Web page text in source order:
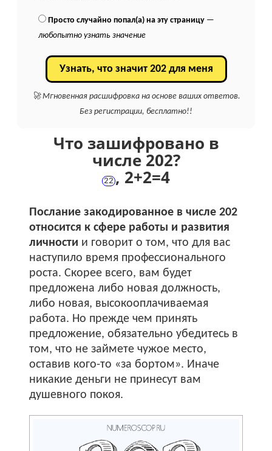
Просто случайно попал(а) на эту страницу —
любопытно узнать значение
Узнать, что значит 202 для меня
🚀 Мгновенная расшифровка на основе ваших ответов.
Без регистрации, бесплатно!!
Что зашифровано в
числе 202?
22 , 2+2=4
Послание закодированное в числе 202
относится к сфере работы и развития
личности и говорит о том, что для вас
наступило время профессионального
роста. Скорее всего, вам будет
предложена либо новая должность,
либо новая, высокооплачиваемая
работа. Но прежде чем принять
предложение, обязательно убедитесь в
том, что не займете чужое место,
оставив кого-то «за бортом». Иначе
никакие деньги не принесут вам
душевного покоя.